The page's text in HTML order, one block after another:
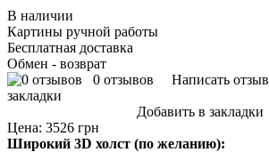
В наличии
Картины ручной работы
Бесплатная доставка
Обмен - возврат
0 отзывов
Написать отзыв
закладки
Добавить в закладки
Цена: 3526 грн
Широкий 3D холст (по желанию):